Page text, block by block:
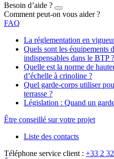
Besoin d’aide ?
Comment peut-on vous aider ?
FAQ
La réglementation en
Quels sont les équipements
indispensables dans le BTP ?
Quelle est la norme de
d’échelle à crinoline ?
Quel garde-corps utiliser
terrasse ?
Législation : Quand un
Être conseillé sur votre projet
Liste des contacts
Téléphone service client : +33 2